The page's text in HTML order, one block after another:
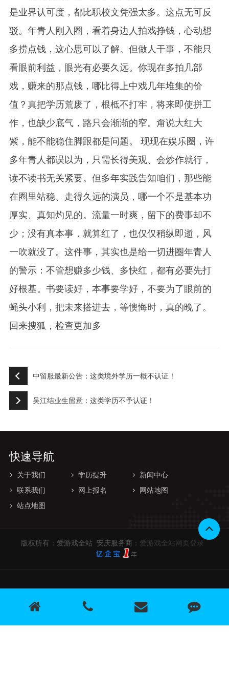
是业界认可度，都比职校文凭强太多。这点无可反
驳。年青人刚入圈，看着身边人拍戏挣钱，心动想
多捞点钱，这心思可以了解。但做人干事，不能只
看眼前利益，眼光有必要久远。你现在多拍几部
戏，赚来的那点钱，哪比得上中戏几年堆集的价
值？真把学历荒废了，根柢不打牢，将来即使拼工
作，也缺少底气，路只会渐渐的窄。甭说大红大
紫，能不能稳住脚跟都是问题。 现现在娱乐圈，许
多年青人都误以为，只需长得美观、会炒作就行，
读不读书无关紧要。但多年实践告知咱们，那些能
在圈里站稳、走得久远的演员，哪一个不是基本功
厚实、真知灼见的。流量一时爽，留下的费事却不
少；没有真本事，就算红了，也仅仅稍纵即逝，风
一吹就没了。这件事，其实也是给一切进圈年青人
的警示：不管想赚多少钱、多快红，都有必要先打
好根基。书要读好，本事要学好，不要为了眼前的
蝇头小利，把未来搭进去，等懊悔时，真的晚了。
回来搜狐，检查更加多
中留服最新公告：这类境外学历一概不认证！
吴江结业生留意：这类学历不予认证！
快速导航
关于我们 学历提升
新闻中心
联系我们
网上报名
网站地图
站点地图
版权所有：爱游戏全站 安庆服务商： 爱游戏全站网页登录